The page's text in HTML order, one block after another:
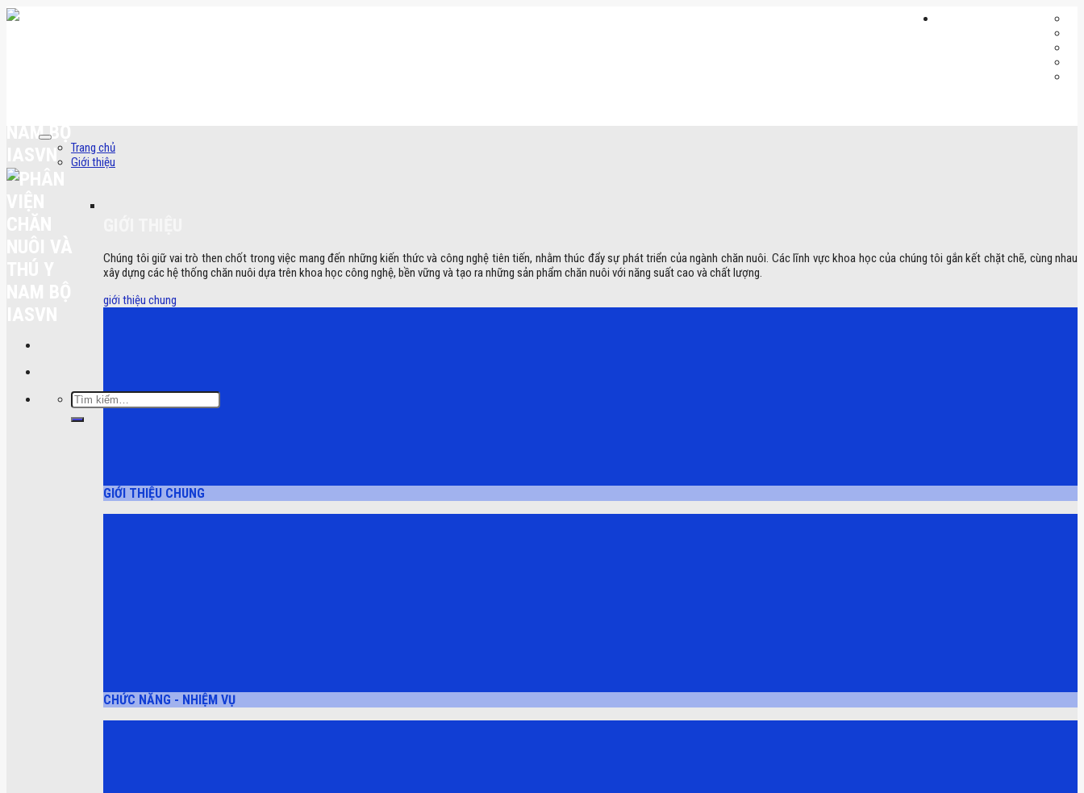
Skip
Tìm
kiếm:
Trang chủ
Giới thiệu
Chúng tôi giữ vai trò then chốt trong việc mang đến những kiến thức và công nghệ tiên tiến, nhằm thúc đẩy sự phát triển của ngành chăn nuôi. Các lĩnh vực khoa học của chúng tôi gắn kết chặt chẽ, cùng nhau
xây dựng các hệ thống chăn nuôi dựa trên khoa học công nghệ, bền vững và tạo ra những sản phẩm chăn nuôi với năng suất cao và chất lượng.
giới thiệu chung
GIỚI THIỆU CHUNG
CHỨC NĂNG - NHIỆM VỤ